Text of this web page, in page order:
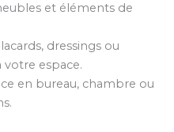
et éléments de
dressings ou
espace.
en bureau, chambre ou